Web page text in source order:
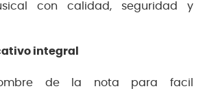
con calidad, seguridad y
integral
de la nota para facil